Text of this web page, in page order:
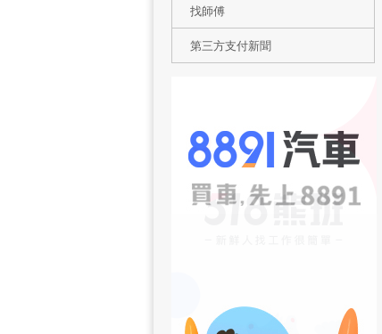
找師傅
第三方支付新聞